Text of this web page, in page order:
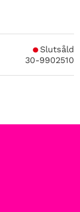
Slutsåld
30-9902510